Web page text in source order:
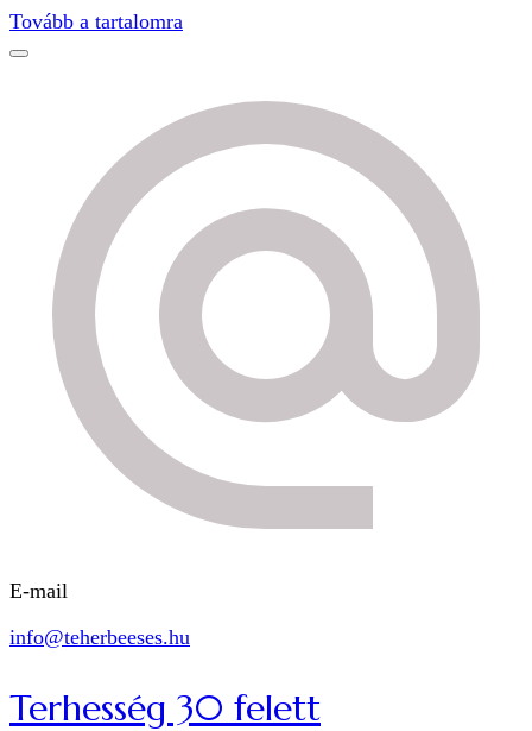
Tovább a tartalomra
E-mail
info@teherbeeses.hu
Terhesség 30 felett